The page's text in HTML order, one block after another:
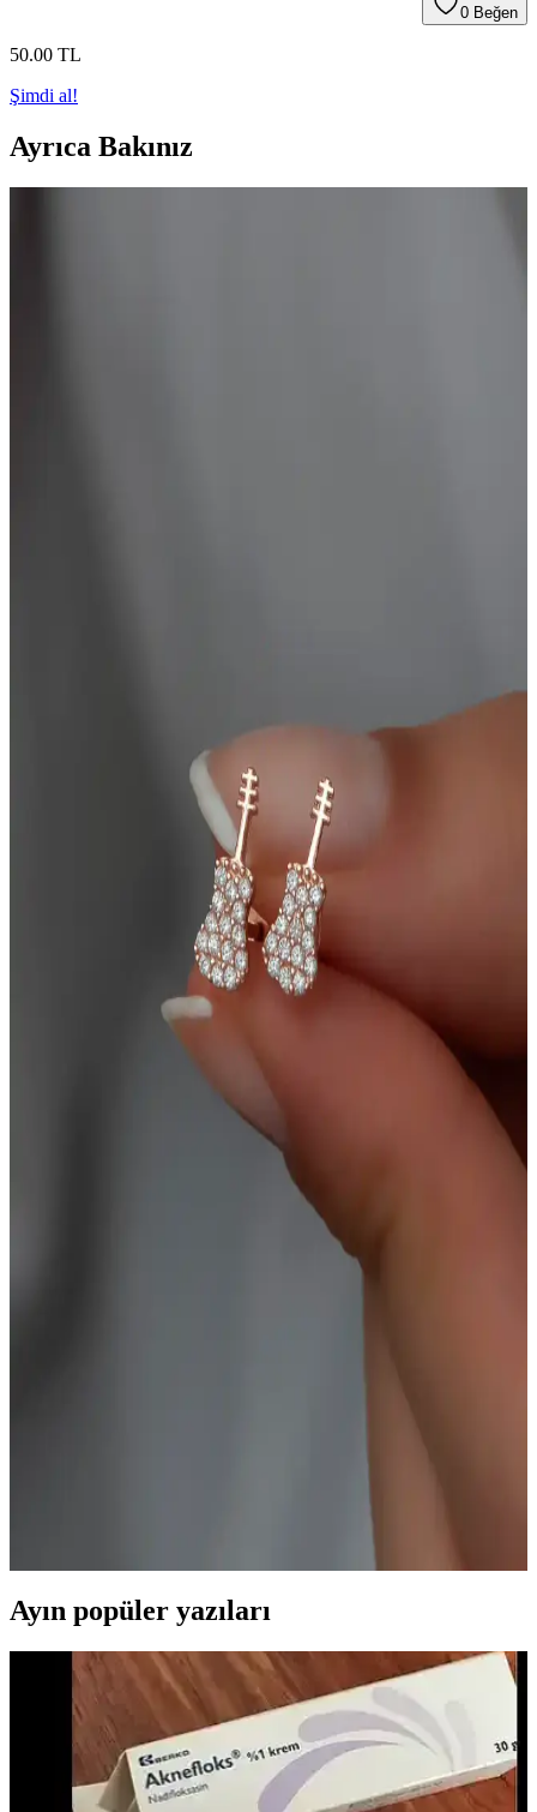
0 Beğen
50.00 TL
Şimdi al!
Ayrıca Bakınız
Chavin Tek Zirkon Taşlı Çelik Küpe 8 mm: 316L
Paslanmaz Çelik ve Şık Minimal Tasarım
Chavin Tek Zirkon Taşlı Çelik Küpe, 8 mm tek zirkon taşı ve 316L
paslanmaz çelik yapısıyla dayanıklılık ve uzun ömür sunar. Unisex
tasarım sade ve günlük kullanım için uygun; alerji riski düşüklüğü
ve kolay bakım avantajı sağlar.
Minimalist Altın Küpe Seçenekleri ile Şıklık ve
Sadeliği Yakalayın
Minimalist altın küpeler, sade ve şık tasarımlarıyla günlük ve özel
günlerinizde stilinizi tamamlar, kalite ve zarafeti bir arada sunar.
Merano Design Yılz Küpe 2cm Zarif ve Dayanıklı
Modern Takı Seçeneği
Merano Design'in 2 cm boyutundaki Yılz Küpe'si, zarif tasarımı,
yüksek kaliteli malzemeleri ve dayanıklılığıyla günlük ve özel
Siya Silver Kararmaz Çelik Unisex Minimal Halka
Küpe: Şıklık ve Dayanıklılık Bir Arada
kullanıma uygun, yüksek kalite ve uygun fiyat avantajlarıyla öne
Ayın popüler yazıları